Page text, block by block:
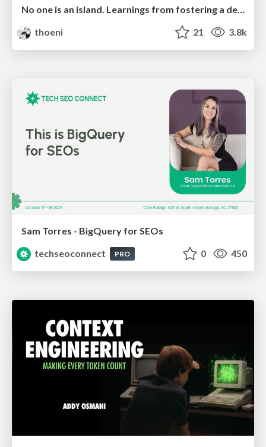
No one is an island. Learnings from fostering a developers community.
thoeni
21 3.8k
Sam Torres - BigQuery for SEOs
techseoconnect
PRO 0 450